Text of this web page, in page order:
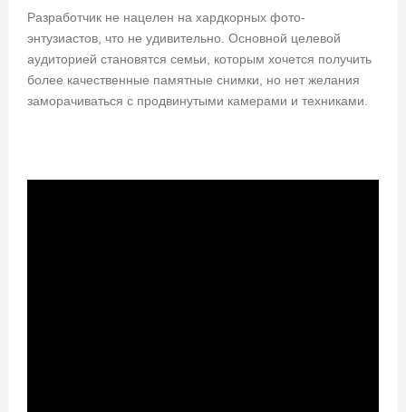
Разработчик не нацелен на хардкорных фото-
энтузиастов, что не удивительно. Основной целевой
аудиторией становятся семьи, которым хочется получить
более качественные памятные снимки, но нет желания
заморачиваться с продвинутыми камерами и техниками.